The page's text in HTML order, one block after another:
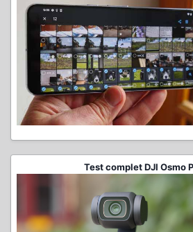
Test complet DJI Osmo